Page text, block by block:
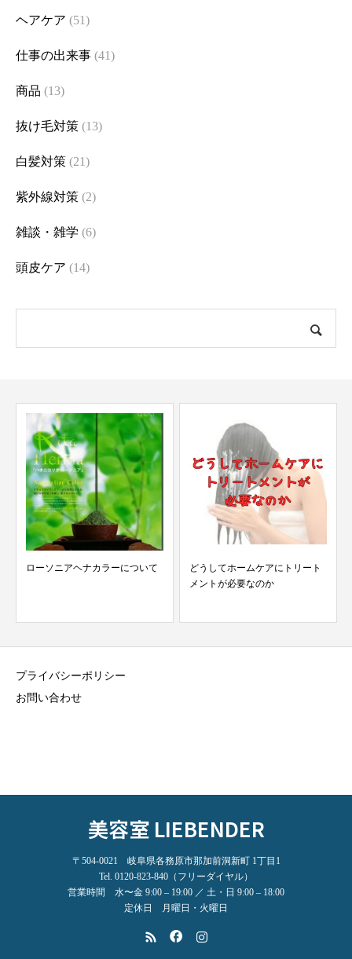
ヘアケア (51)
仕事の出来事 (41)
商品 (13)
抜け毛対策 (13)
白髪対策 (21)
紫外線対策 (2)
雑談・雑学 (6)
頭皮ケア (14)
ローソニアヘナカラーについて
どうしてホームケアにトリート
メントが必要なのか
プライバシーポリシー
お問い合わせ
美容室 LIEBENDER
〒504-0021 岐阜県各務原市那加前洞新町 1丁目1
Tel. 0120-823-840（フリーダイヤル）
営業時間 水〜金 9:00 – 19:00 ／ 土・日 9:00 – 18:00
定休日 月曜日・火曜日